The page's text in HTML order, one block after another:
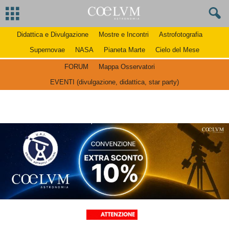
Didattica e Divulgazione Mostre e Incontri
Astrofotografia
Supernovae
NASA Pianeta Marte Cielo del Mese
FORUM
Mappa Osservatori
EVENTI (divulgazione, didattica, star party)